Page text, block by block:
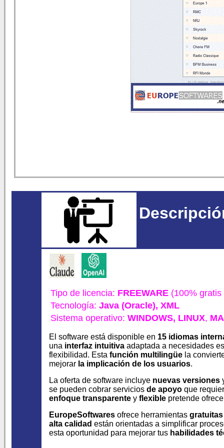
Tipo de licencia: FREEWARE (100%
Tecnología: Java (Oracle), XML
Sistema operativo: WINDOWS, LINUX,
El software está disponible en 15 idiomas
una interfaz intuitiva adaptada a necesidades
flexibilidad. Esta función multilingüe la
mejorar la implicación de los usuarios.
La oferta de software incluye nuevas versiones
se pueden cobrar servicios de apoyo que
enfoque transparente y flexible pretende
EuropeSoftwares ofrece herramientas gratuitas
alta calidad están orientadas a simplificar
esta oportunidad para mejorar tus habilidades